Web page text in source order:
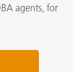
agents, for